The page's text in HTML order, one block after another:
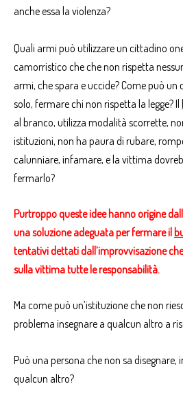
anche essa la violenza?
Quali armi può utilizzare un cittadino
camorristico che che non rispetta
armi, che spara e uccide? Come può
solo, fermare chi non rispetta la legge? Il
al branco, utilizza modalità scorrette,
istituzioni, non ha paura di rubare,
calunniare, infamare, e la vittima
fermarlo?
Purtroppo queste idee hanno origine
una soluzione adeguata per fermare il
tentativi dettati dall’improvvisazione
sulla vittima tutte le responsabilità.
Ma come può un’istituzione che non
problema insegnare a qualcun altro a
Può una persona che non sa disegnare,
qualcun altro?